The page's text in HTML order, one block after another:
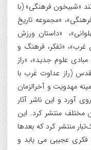
«شبیخون فرهنگی» (با
«مجموعه تاریخ
«تربیت پهلوانی»، «داستان ورزش
«تفکر، فرهنگ و
علوم جدید»، «راز
(راز عداوت غرب با
مهدویت و آخرالزمان
آورد و این ناشر آثار
مختلف منتشر کرد. این
منتشر کرد که بعدها
فکری عجیبی می یابد و